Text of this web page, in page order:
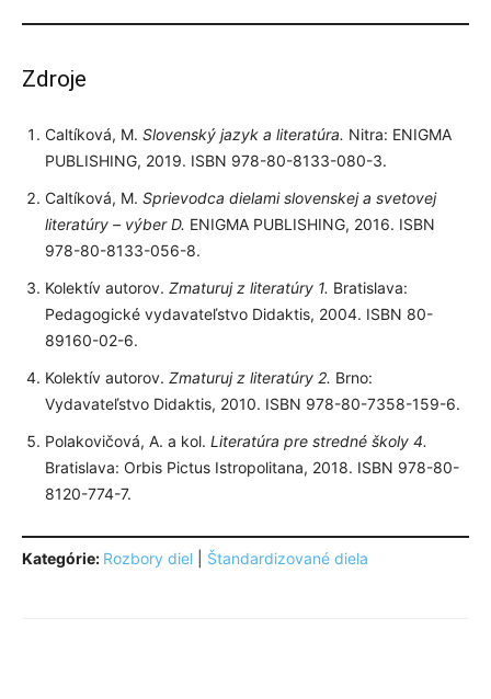
Zdroje
Caltíková, M. Slovenský jazyk a literatúra. Nitra: ENIGMA
PUBLISHING, 2019. ISBN 978-80-8133-080-3.
Caltíková, M. Sprievodca dielami slovenskej a svetovej
literatúry – výber D. ENIGMA PUBLISHING, 2016. ISBN
978-80-8133-056-8.
Kolektív autorov. Zmaturuj z literatúry 1. Bratislava:
Pedagogické vydavateľstvo Didaktis, 2004. ISBN 80-
89160-02-6.
Kolektív autorov. Zmaturuj z literatúry 2. Brno:
Vydavateľstvo Didaktis, 2010. ISBN 978-80-7358-159-6.
Polakovičová, A. a kol. Literatúra pre stredné školy 4.
Bratislava: Orbis Pictus Istropolitana, 2018. ISBN 978-80-
8120-774-7.
Kategórie: Rozbory diel Štandardizované diela